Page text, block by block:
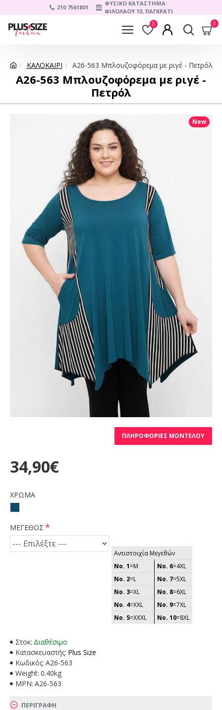
210 7561801
ΦΥΣΙΚΟ ΚΑΤΑΣΤΗΜΑ:
ΦΙΛΟΛΑΟΥ 13, ΠΑΓΚΡΑΤΙ
0 0
ΚΑΛΟΚΑΙΡΙ A26-563 Μπλουζοφόρεμα με ριγέ - Πετρόλ
A26-563 Μπλουζοφόρεμα με ριγέ -
Πετρόλ
New
ΠΛΗΡΟΦΟΡΊΕΣ ΜΟΝΤΈΛΟΥ
Στοκ: Διαθέσιμο
Κατασκευαστής: Plus Size
Κωδικός: A26-563
Weight: 0.40kg
MPN: A26-563
34,90€
ΧΡΩΜΑ
ΜΕΓΕΘΟΣ
Αντιστοιχία Μεγεθών
No. 1=M No. 6=4XL
No. 2=L No. 7=5XL
No. 3=XL No. 8=6XL
No. 4=XXL No. 9=7XL
No. 5=XXXL No. 10=8XL
ΠΕΡΙΓΡΑΦΗ